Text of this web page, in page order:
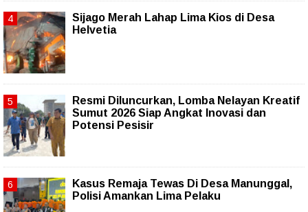
Sijago Merah Lahap Lima Kios di Desa
Helvetia
Resmi Diluncurkan, Lomba Nelayan Kreatif
Sumut 2026 Siap Angkat Inovasi dan
Potensi Pesisir
Kasus Remaja Tewas Di Desa Manunggal,
Polisi Amankan Lima Pelaku